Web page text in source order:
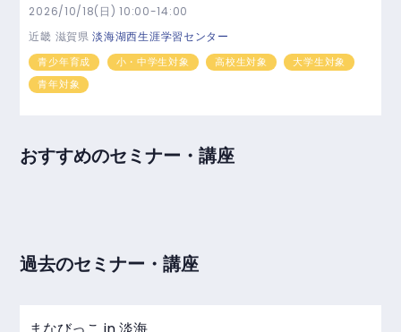
2026/10/18(日) 10:00-14:00
近畿 滋賀県淡海湖西生涯学習センター
青少年育成 小・中学生対象 高校生対象
大学生対象
青年対象
おすすめのセミナー・講座
過去のセミナー・講座